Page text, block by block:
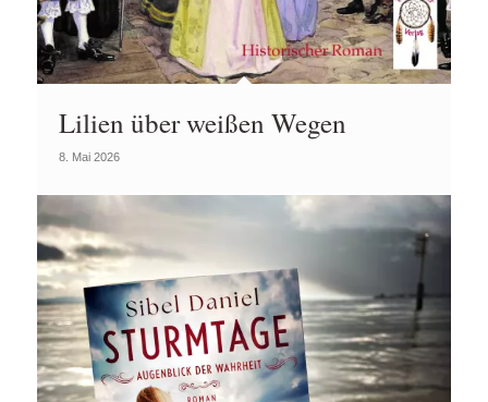
Lilien über weißen Wegen
8. Mai 2026